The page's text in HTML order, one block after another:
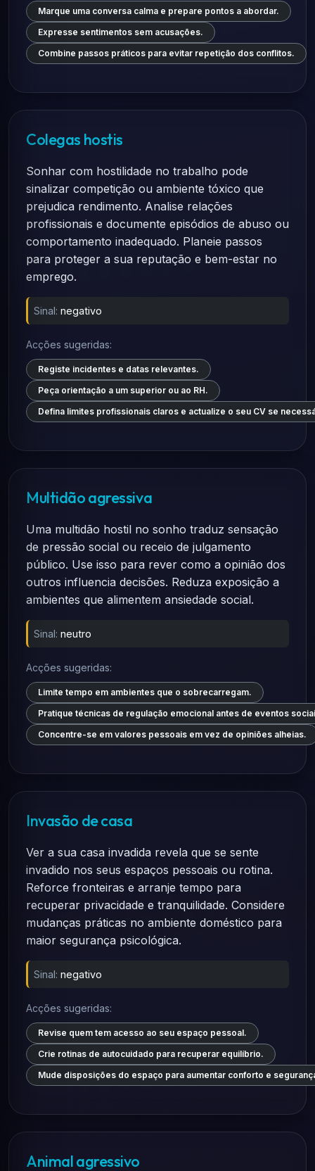
Marque uma conversa calma e prepare pontos a abordar.
Expresse sentimentos sem acusações.
Combine passos práticos para evitar repetição dos conflitos.
Colegas hostis
Sonhar com hostilidade no trabalho pode
sinalizar competição ou ambiente tóxico que
prejudica rendimento. Analise relações
profissionais e documente episódios de abuso ou
comportamento inadequado. Planeie passos
para proteger a sua reputação e bem-estar no
emprego.
Sinal: negativo
Acções sugeridas:
Registe incidentes e datas relevantes.
Peça orientação a um superior ou ao RH.
Defina limites profissionais claros e actualize o seu CV se
Multidão agressiva
Uma multidão hostil no sonho traduz sensação
de pressão social ou receio de julgamento
público. Use isso para rever como a opinião dos
outros influencia decisões. Reduza exposição a
ambientes que alimentem ansiedade social.
Sinal: neutro
Acções sugeridas:
Limite tempo em ambientes que o sobrecarregam.
Pratique técnicas de regulação emocional antes de eventos
Concentre-se em valores pessoais em vez de opiniões alheias.
Invasão de casa
Ver a sua casa invadida revela que se sente
invadido nos seus espaços pessoais ou rotina.
Reforce fronteiras e arranje tempo para
recuperar privacidade e tranquilidade. Considere
mudanças práticas no ambiente doméstico para
maior segurança psicológica.
Sinal: negativo
Acções sugeridas:
Revise quem tem acesso ao seu espaço pessoal.
Crie rotinas de autocuidado para recuperar equilíbrio.
Mude disposições do espaço para aumentar conforto e
Animal agressivo